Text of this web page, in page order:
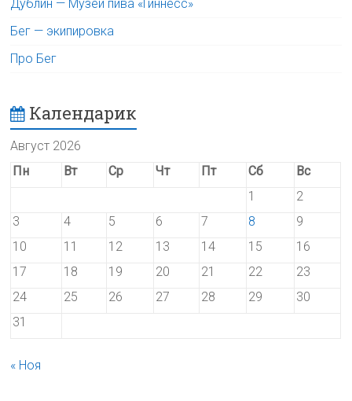
Дублин — Музей пива «Гиннесс»
Бег — экипировка
Про Бег
Календарик
Август 2026
Пн
Вт Ср Чт Пт Сб
Вс
1
2
3
4 5 6 7 8
9
10
11 12 13 14 15
16
17
18 19 20 21 22
23
24
25 26 27 28 29
30
31
« Ноя